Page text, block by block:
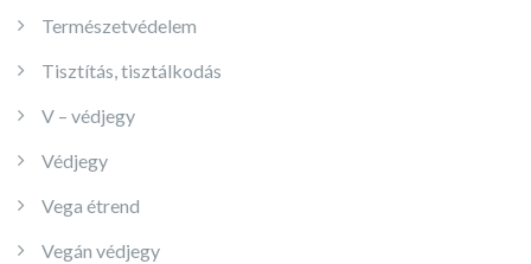
Természetvédelem
Tisztítás, tisztálkodás
V – védjegy
Védjegy
Vega étrend
Vegán védjegy